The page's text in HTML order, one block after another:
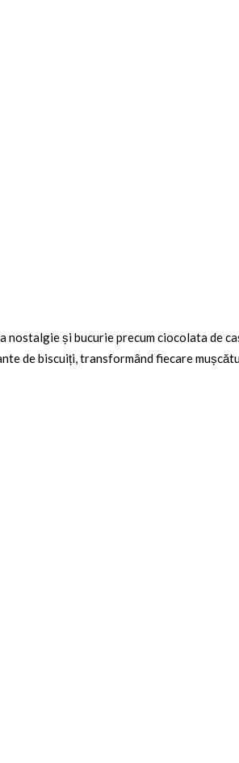
nostalgie și bucurie precum ciocolata de
de biscuiți, transformând fiecare